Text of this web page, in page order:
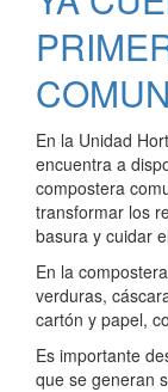
En la Unidad
encuentra a
compostera
transformar los
basura y cuidar
En la
verduras,
cartón y papel,
Es importante
que se generan